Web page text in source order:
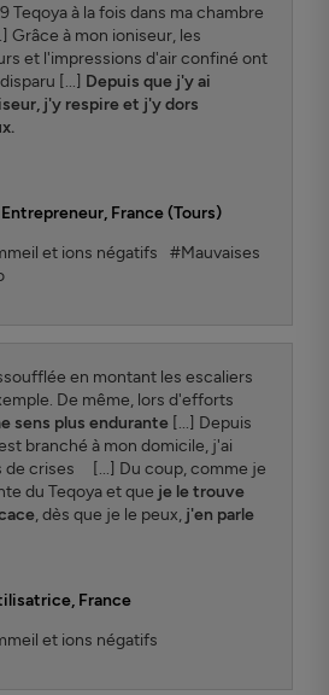
Teqoya à la fois dans ma chambre
Grâce à mon ioniseur, les
et l'impressions d'air confiné ont
[...] Depuis que j'y ai
j'y respire et j'y dors
Entrepreneur, France (Tours)
et ions négatifs
#Mauvaises
en montant les escaliers
De même, lors d'efforts
sens plus endurante[...] Depuis
branché à mon domicile, j'ai
de crises [...] Du coup, comme je
du Teqoya et que je le trouve
, dès que je le peux, j'en parle
France
et ions négatifs